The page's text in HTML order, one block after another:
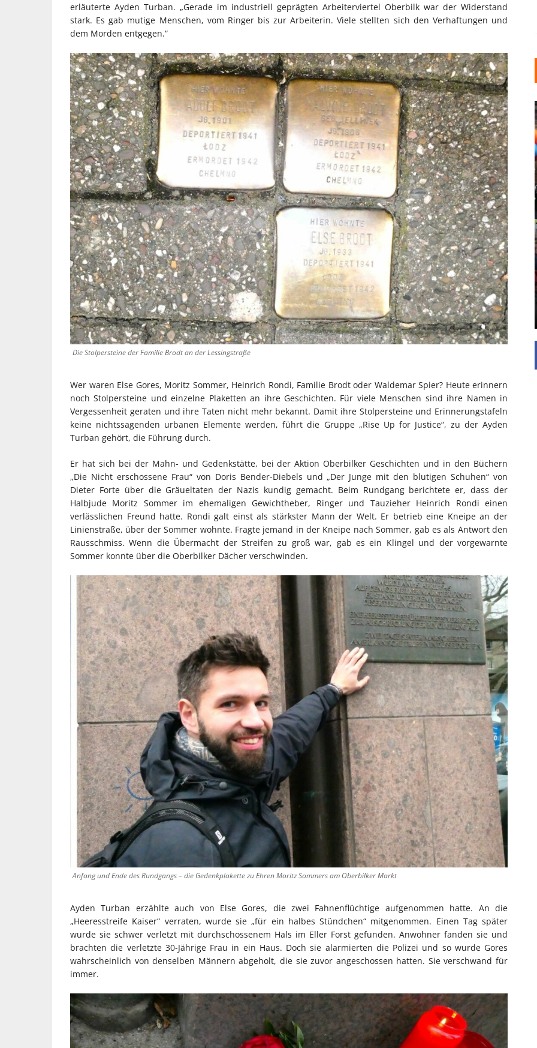
erläuterte Ayden Turban. „Gerade im industriell geprägten Arbeiterviertel Oberbilk war der Widerstand
stark. Es gab mutige Menschen, vom Ringer bis zur Arbeiterin. Viele stellten sich den Verhaftungen und
dem Morden entgegen.“
Die Stolpersteine der Familie Brodt an der Lessingstraße
Wer waren Else Gores, Moritz Sommer, Heinrich Rondi, Familie Brodt oder Waldemar Spier? Heute erinnern
noch Stolpersteine und einzelne Plaketten an ihre Geschichten. Für viele Menschen sind ihre Namen in
Vergessenheit geraten und ihre Taten nicht mehr bekannt. Damit ihre Stolpersteine und Erinnerungstafeln
keine nichtssagenden urbanen Elemente werden, führt die Gruppe „Rise Up for Justice“, zu der Ayden
Turban gehört, die Führung durch.
Er hat sich bei der Mahn- und Gedenkstätte, bei der Aktion Oberbilker Geschichten und in den Büchern
„Die Nicht erschossene Frau“ von Doris Bender-Diebels und „Der Junge mit den blutigen Schuhen“ von
Dieter Forte über die Gräueltaten der Nazis kundig gemacht. Beim Rundgang berichtete er, dass der
Halbjude Moritz Sommer im ehemaligen Gewichtheber, Ringer und Tauzieher Heinrich Rondi einen
verlässlichen Freund hatte. Rondi galt einst als stärkster Mann der Welt. Er betrieb eine Kneipe an der
Linienstraße, über der Sommer wohnte. Fragte jemand in der Kneipe nach Sommer, gab es als Antwort den
Rausschmiss. Wenn die Übermacht der Streifen zu groß war, gab es ein Klingel und der vorgewarnte
Sommer konnte über die Oberbilker Dächer verschwinden.
Anfang und Ende des Rundgangs – die Gedenkplakette zu Ehren Moritz Sommers am Oberbilker Markt
Ayden Turban erzählte auch von Else Gores, die zwei Fahnenflüchtige aufgenommen hatte. An die
„Heeresstreife Kaiser“ verraten, wurde sie „für ein halbes Stündchen“ mitgenommen. Einen Tag später
wurde sie schwer verletzt mit durchschossenem Hals im Eller Forst gefunden. Anwohner fanden sie und
brachten die verletzte 30-Jährige Frau in ein Haus. Doch sie alarmierten die Polizei und so wurde Gores
wahrscheinlich von denselben Männern abgeholt, die sie zuvor angeschossen hatten. Sie verschwand für
immer.
INDUSTRIELLER CHIC: WIE
KUNSTSTOFFFENSTER DEN
LOFT-STIL IN IHREM
EINFAMILIENHAUS
UNTERSTÜTZEN
Die Inspiration des industriellen Chics sind die
Werkshallen des Industriezeitalters. Die Basis für
diesen Stil sind große Räume, schlicht gehalten
mit rustikalen Elementen und großen
Fensterflächen. Wie so vieles wurde ...